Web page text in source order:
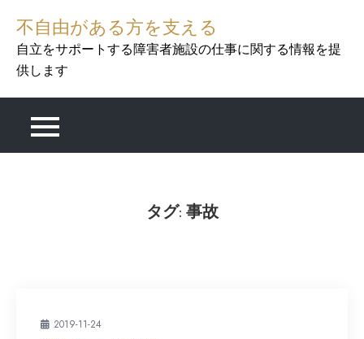
content
不自由がある方を支える
自立をサポートする障害者施設の仕事に関する情報を提
供します
タグ: 事故
2019-11-24